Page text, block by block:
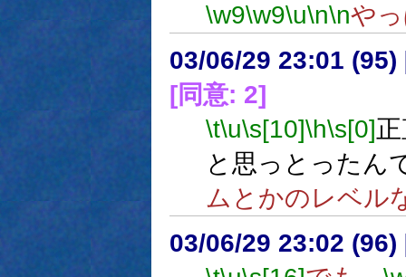
\w9\w9\u\n\nや
03/06/29 23:01 (95)
[同意: 2]
\t\u\s[10]\h\s[0]
と思っとったん
ムとかのレベル
03/06/29 23:02 (96)